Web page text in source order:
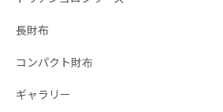
長財布
コンパクト財布
ギャラリー